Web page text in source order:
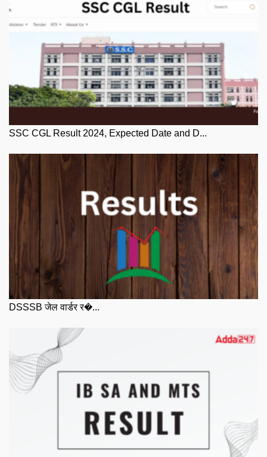
SSC CGL Result 2024, Expected Date and D...
DSSSB जेल वार्डर र�...